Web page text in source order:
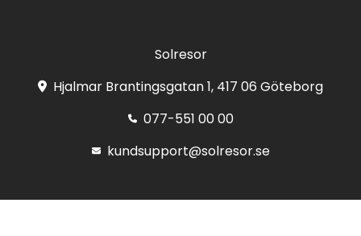
Solresor
Hjalmar Brantingsgatan 1, 417 06 Göteborg
077-551 00 00
kundsupport@solresor.se